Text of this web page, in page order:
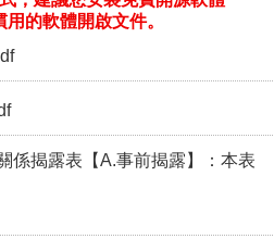
的軟體開啟文件。
係揭露表【A.事前揭露】：本表